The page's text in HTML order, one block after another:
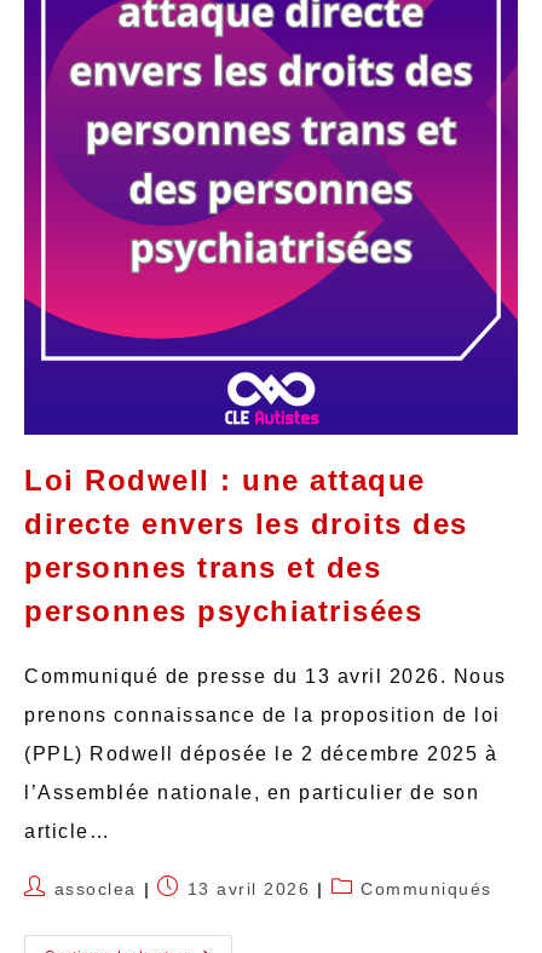
Loi Rodwell : une attaque
directe envers les droits des
personnes trans et des
personnes psychiatrisées
Communiqué de presse du 13 avril 2026. Nous
prenons connaissance de la proposition de loi
(PPL) Rodwell déposée le 2 décembre 2025 à
l’Assemblée nationale, en particulier de son
article…
assoclea 13 avril 2026 Communiqués